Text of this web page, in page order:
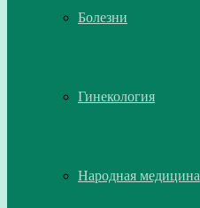
Болезни
Гинекология
Народная медицина